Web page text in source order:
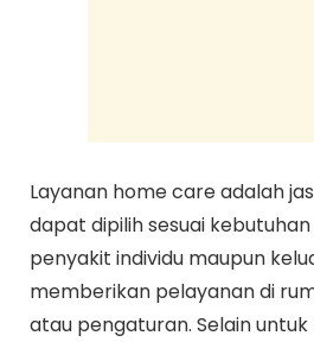
Layanan home care adalah
dapat dipilih sesuai
penyakit individu maupun
memberikan pelayanan di
atau pengaturan. Selain